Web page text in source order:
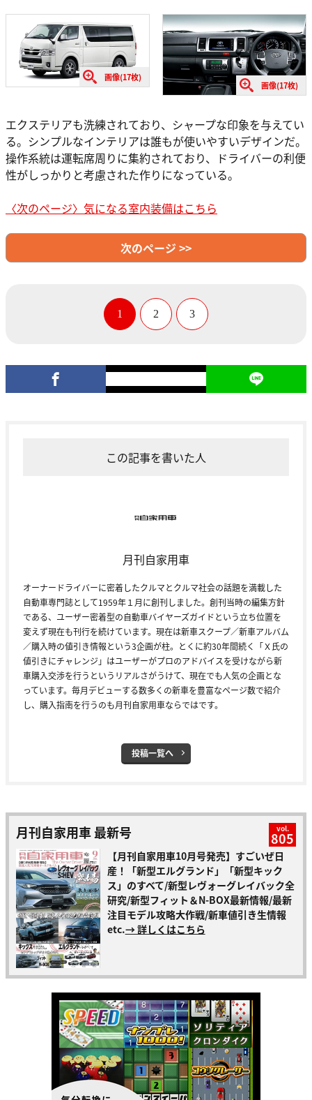
画像(17枚)
画像(17枚)
エクステリアも洗練されており、シャープな印象を与えてい
る。シンプルなインテリアは誰もが使いやすいデザインだ。
操作系統は運転席周りに集約されており、ドライバーの利便
性がしっかりと考慮された作りになっている。
〈次のページ〉気になる室内装備はこちら
次のページ >>
1 2 3
この記事を書いた人
月刊自家用車
オーナードライバーに密着したクルマとクルマ社会の話題を満載した
自動車専門誌として1959年１月に創刊しました。創刊当時の編集方針
である、ユーザー密着型の自動車バイヤーズガイドという立ち位置を
変えず現在も刊行を続けています。現在は新車スクープ／新車アルバム
／購入時の値引き情報という3企画が柱。とくに約30年間続く「Ｘ氏の
値引きにチャレンジ」はユーザーがプロのアドバイスを受けながら新
車購入交渉を行うというリアルさがうけて、現在でも人気の企画とな
っています。毎月デビューする数多くの新車を豊富なページ数で紹介
し、購入指南を行うのも月刊自家用車ならではです。
投稿一覧へ
月刊自家用車 最新号 vol.
805
【月刊自家用車10月号発売】すごいぜ日
産！「新型エルグランド」「新型キック
ス」のすべて/新型レヴォーグレイバック全
研究/新型フィット＆N-BOX最新情報/最新
注目モデル攻略大作戦/新車値引き生情報
etc.→ 詳しくはこちら